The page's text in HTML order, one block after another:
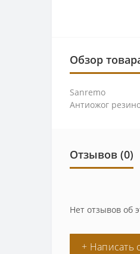
Обзор
Sanremo
Антиожог
Отзывов (0)
Нет отзывов об
+ Написать